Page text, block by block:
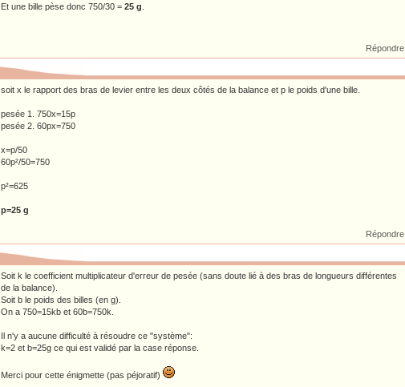
Et une bille pèse donc 750/30 = 25 g
Répondre
soit x le rapport des bras de levier entre les deux côtés de la balance et p le poids d'une bille.
pesée 1. 750x=15p
pesée 2. 60px=750
x=p/50
60p²/50=750
p²=625
p=25 g
Répondre
Soit k le coefficient multiplicateur d'erreur de pesée (sans doute lié à des bras de longueurs différentes
de la balance).
Soit b le poids des billes (en g).
On a 750=15kb et 60b=750k.
Il n'y a aucune difficulté à résoudre ce "système":
k=2 et b=25g ce qui est validé par la case réponse.
Merci pour cette énigmette (pas péjoratif)